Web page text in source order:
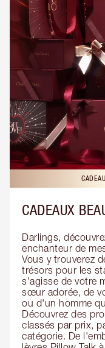
CADEAUX
Darlings,
enchanteur de
Vous y trouverez
trésors pour les
s'agisse de votre
sœur adorée, de
ou d'un homme
Découvrez des
classés par prix,
catégorie. De